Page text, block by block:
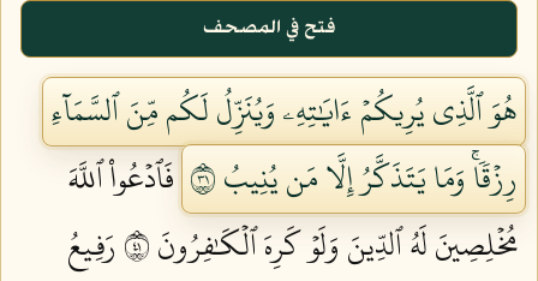
فتح في المصحف
هُوَ ٱلَّذِي يُرِيكُمۡ ءَايَٰتِهِۦ وَيُنَزِّلُ لَكُم مِّنَ ٱلسَّمَآءِ
رِزۡقٗاۚ وَمَا يَتَذَكَّرُ إِلَّا مَن يُنِيبُ ١٣
فَٱدۡعُواْ ٱللَّهَ
مُخۡلِصِينَ لَهُ ٱلدِّينَ وَلَوۡ كَرِهَ ٱلۡكَٰفِرُونَ ١٤
رَفِيعُ